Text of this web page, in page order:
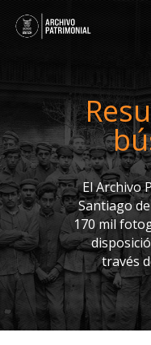
El Archivo
Santiago
170 mil
través